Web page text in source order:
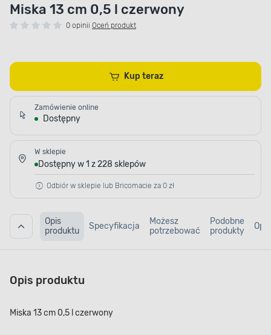
Miska 13 cm 0,5 l czerwony
0 opinii Oceń produkt
Kup teraz
Zamówienie online
Dostępny
W sklepie
Dostępny w 1 z 228 sklepów
Odbiór w sklepie lub Bricomacie za 0 zł
Opis
produktu
Specyfikacja
Możesz
potrzebować
Podobne
produkty
Opis produktu
Miska 13 cm 0,5 l czerwony